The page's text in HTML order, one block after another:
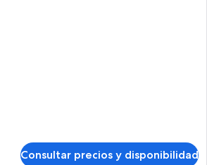
Consultar precios y disponibilidad